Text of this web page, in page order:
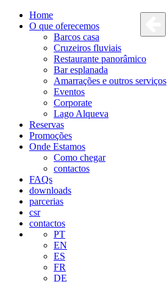
Home
O que oferecemos
Barcos casa
Cruzeiros fluviais
Restaurante panorâmico
Bar esplanada
Amarrações e outros serviços
Eventos
Corporate
Lago Alqueva
Reservas
Promoções
Onde Estamos
Como chegar
contactos
FAQs
downloads
parcerias
csr
contactos
PT
EN
ES
FR
DE